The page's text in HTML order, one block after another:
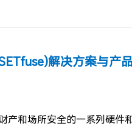
解决方案与产品
产和场所安全的一系列硬件